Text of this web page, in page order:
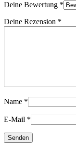
Deine Bewertung *
Deine Rezension *
Name *
E-Mail *